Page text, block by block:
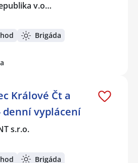
v.o…
Brigáda
Králové Čt a
denní vyplácení
s.r.o.
Brigáda